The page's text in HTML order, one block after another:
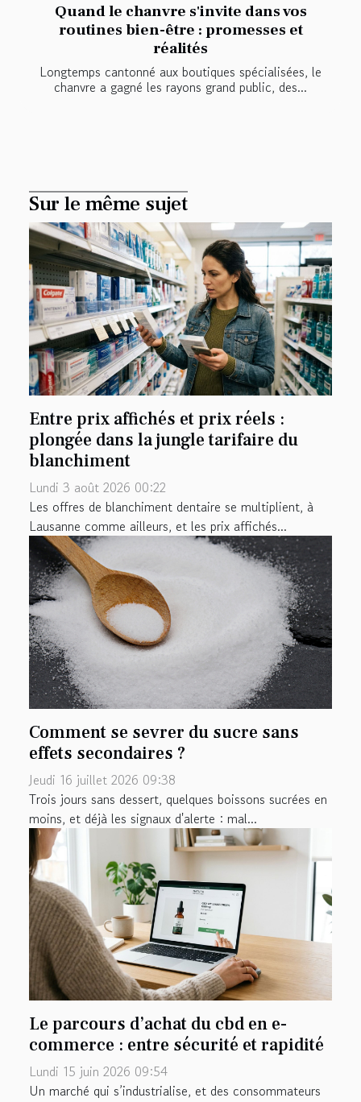
Quand le chanvre s'invite dans vos
routines bien-être : promesses et
réalités
Longtemps cantonné aux boutiques spécialisées, le
chanvre a gagné les rayons grand public, des...
Sur le même sujet
Entre prix affichés et prix réels :
plongée dans la jungle tarifaire du
blanchiment
Lundi 3 août 2026 00:22
Les offres de blanchiment dentaire se multiplient, à
Lausanne comme ailleurs, et les prix affichés...
Comment se sevrer du sucre sans
effets secondaires ?
Jeudi 16 juillet 2026 09:38
Trois jours sans dessert, quelques boissons sucrées en
moins, et déjà les signaux d'alerte : mal...
Le parcours d’achat du cbd en e-
commerce : entre sécurité et rapidité
Lundi 15 juin 2026 09:54
Un marché qui s’industrialise, et des consommateurs